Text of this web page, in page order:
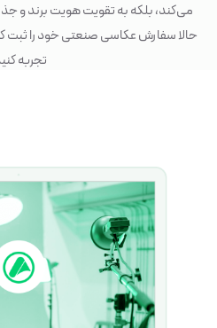
می‌کند، بلکه به تقویت هویت برند
حالا سفارش عکاسی صنعتی خود را ثبت
تجربه